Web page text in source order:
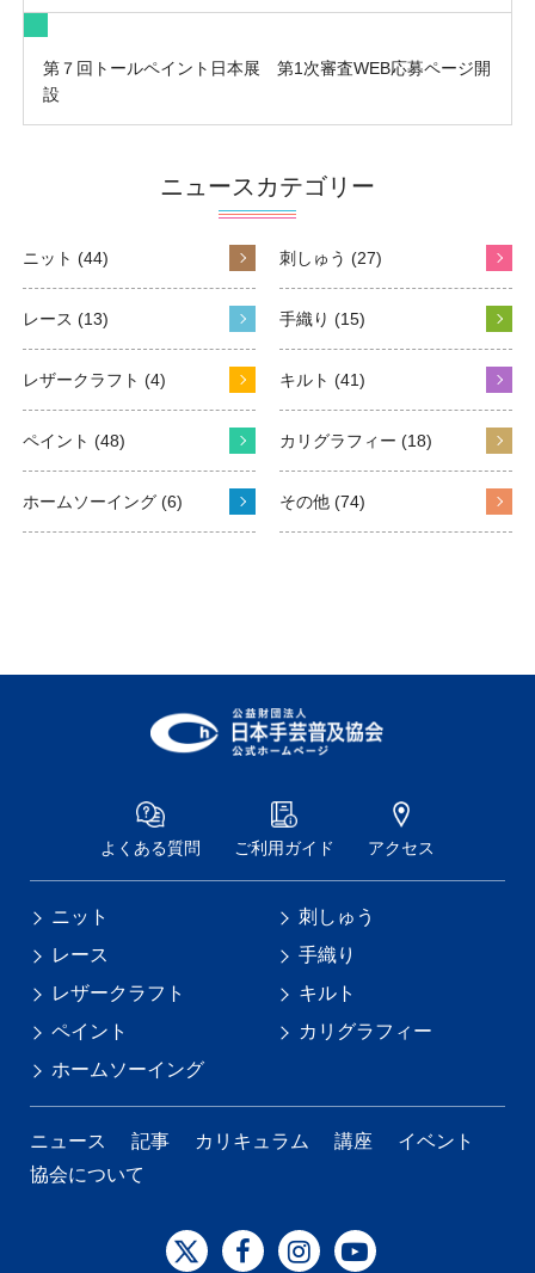
第７回トールペイント日本展 第1次審査WEB応募ページ開
設
ニュースカテゴリー
ニット (44) 刺しゅう (27)
レース (13) 手織り (15)
レザークラフト (4) キルト (41)
ペイント (48) カリグラフィー (18)
ホームソーイング (6) その他 (74)
よくある質問 ご利用ガイド アクセス
ニット
刺しゅう
レース
手織り
レザークラフト
キルト
ペイント
カリグラフィー
ホームソーイング
ニュース 記事 カリキュラム 講座
イベント
協会について